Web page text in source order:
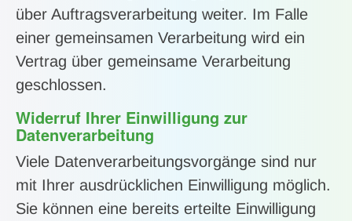
über Auftragsverarbeitung weiter. Im Falle
einer gemeinsamen Verarbeitung wird ein
Vertrag über gemeinsame Verarbeitung
geschlossen.
Widerruf Ihrer Einwilligung zur
Datenverarbeitung
Viele Datenverarbeitungsvorgänge sind nur
mit Ihrer ausdrücklichen Einwilligung möglich.
Sie können eine bereits erteilte Einwilligung